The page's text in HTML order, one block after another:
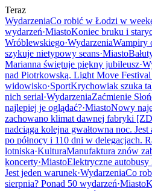
Teraz
WydarzeniaCo robić w Łodzi w
wydarzeń·MiastoKoniec bruku i
Wróblewskiego·WydarzeniaWampiry
szykuje nietypowy seans·Miasto
Marianna świętuje piękny jubileusz·
nad Piotrkowską. Light Move
widowisko·SportKrychowiak szuka
nich serial·WydarzeniaZaćmienie
najlepiej je oglądać?·MiastoNowy
zachowano klimat dawnej fabryki
nadciąga kolejna gwałtowna noc.
po północy i 110 dni w delegacjach.
lotniska·KulturaManufaktura znów
koncerty·MiastoElektryczne
Jest jeden warunek·WydarzeniaCo
sierpnia? Ponad 50 wydarzeń·Miasto